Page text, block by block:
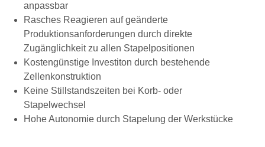
anpassbar
Rasches Reagieren auf geänderte
Produktionsanforderungen durch direkte
Zugänglichkeit zu allen Stapelpositionen
Kostengünstige Investiton durch bestehende
Zellenkonstruktion
Keine Stillstandszeiten bei Korb- oder
Stapelwechsel
Hohe Autonomie durch Stapelung der Werkstücke